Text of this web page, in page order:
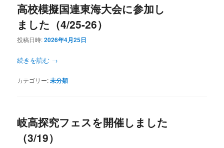
高校模擬国連東海大会に参加し
ました（4/25-26）
投稿日時:2026年4月25日
続きを読む →
カテゴリー:未分類
岐高探究フェスを開催しました
（3/19）